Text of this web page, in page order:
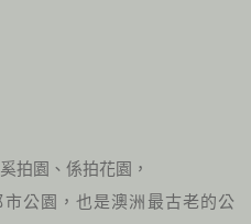
拍園、係拍花園，
公園，也是澳洲最古老的公